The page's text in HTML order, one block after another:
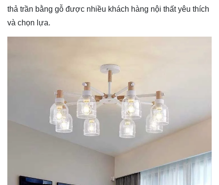
thả trần bằng gỗ được nhiều khách hàng nội thất yêu thích
và chọn lựa.